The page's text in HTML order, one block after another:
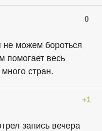
0
можем бороться
помогает весь
стран.
+1
запись вечера